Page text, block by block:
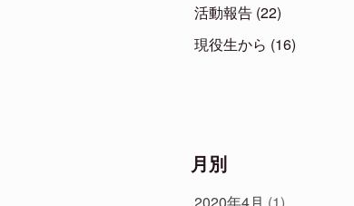
活動報告 (22)
現役生から (16)
月別